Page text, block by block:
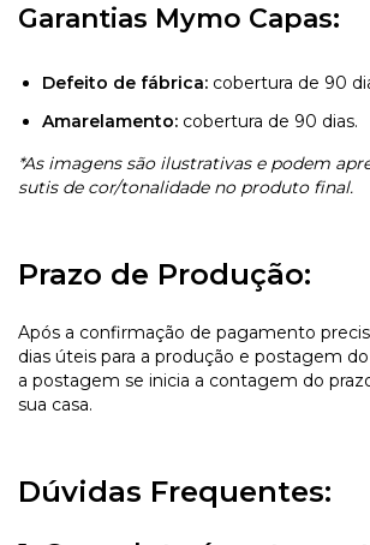
Garantias Mymo Capas:
Defeito de fábrica: cobertura de 90
Amarelamento: cobertura de 90 dias.
*As imagens são ilustrativas e podem
sutis de cor/tonalidade no produto final.
Prazo de Produção:
Após a confirmação de pagamento
dias úteis para a produção e postagem
a postagem se inicia a contagem do
sua casa.
Dúvidas Frequentes: